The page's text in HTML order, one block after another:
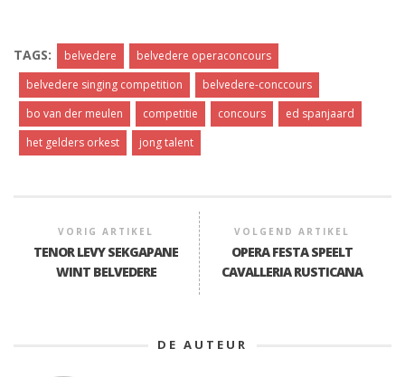
TAGS: belvedere
belvedere operaconcours
belvedere singing competition
belvedere-conccours
bo van der meulen
competitie concours
ed spanjaard
het gelders orkest
jong talent
VORIG ARTIKEL
TENOR LEVY SEKGAPANE
WINT BELVEDERE
VOLGEND ARTIKEL
OPERA FESTA SPEELT
CAVALLERIA RUSTICANA
DE AUTEUR